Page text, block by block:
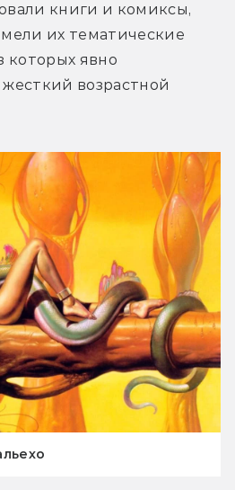
книги и комиксы,
их тематические
которых явно
возрастной